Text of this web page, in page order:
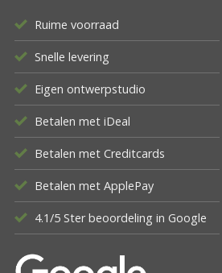
Ruime voorraad
Snelle levering
Eigen ontwerpstudio
Betalen met iDeal
Betalen met Creditcards
Betalen met ApplePay
4.1/5 Ster beoordeling in Google